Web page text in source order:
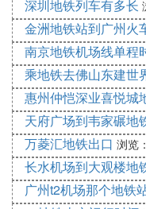
从黎明广场那边发
晚，是22:56；从黎
3、最后一班车开往
点？
最后一班车开往十
上车末班车时间，是
4、沈阳地铁运营线
深圳地铁列车有多长
金洲地铁站到广州火
南京地铁机场线单程
乘地铁去佛山东建世
惠州仲恺深业喜悦城
天府广场到韦家碾地
万菱汇地铁出口 浏览
长水机场到大观楼地
广州t2机场那个地铁